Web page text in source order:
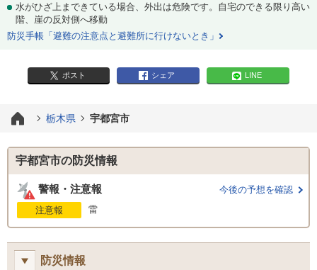
水がひざ上まできている場合、外出は危険です。自宅のできる限り高い
階、崖の反対側へ移動
防災手帳「避難の注意点と避難所に行けないとき」
ポスト シェア LINE
栃木県 宇都宮市
宇都宮市の防災情報
警報・注意報
今後の予想を確認
注意報
雷
防災情報